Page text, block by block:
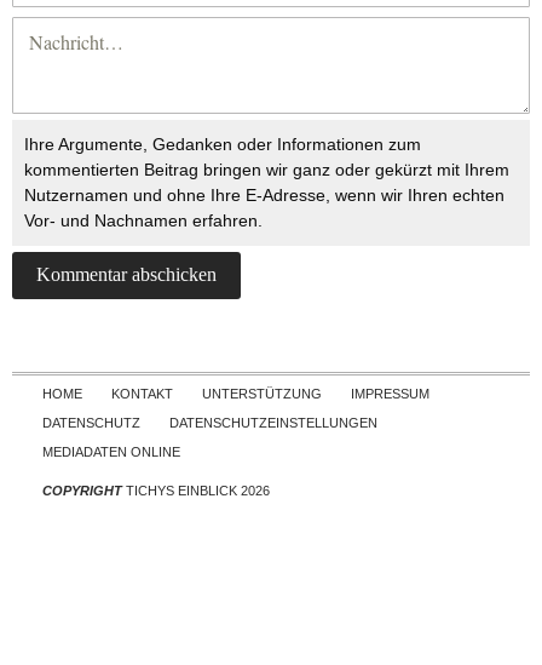
Ihre Argumente, Gedanken oder Informationen zum
kommentierten Beitrag bringen wir ganz oder gekürzt mit Ihrem
Nutzernamen und ohne Ihre E-Adresse, wenn wir Ihren echten
Vor- und Nachnamen erfahren.
Skip to content
HOME KONTAKT UNTERSTÜTZUNG
IMPRESSUM
DATENSCHUTZ
DATENSCHUTZEINSTELLUNGEN
MEDIADATEN ONLINE
COPYRIGHTTICHYS EINBLICK 2026